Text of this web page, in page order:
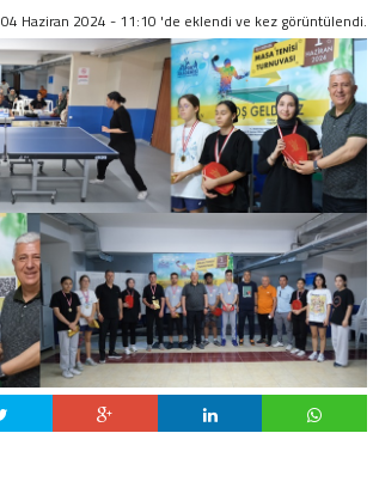
04 Haziran 2024 - 11:10 'de eklendi ve kez görüntülendi.